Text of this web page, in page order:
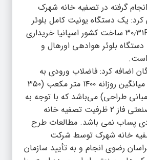
گرفته در تصفیه خانه شهرک
یک دستگاه یونیت کامل بلوئر
هوادهی مارک ۳۰٫۳۱RNT ساخت کشور اسپانیا خریداری
و قطعات مصرفی ۶ دستگاه بلوئر هوادهی اورهال و
اضافه کرد: فاضلاب ورودی به
تصفیه خانه به طور میانگین روزانه ۱۴۰۰ متر مکعب (۳۵۰
مبانی طراحی) می‌باشد که با توجه به
استقرار واحدهای صنعتی فاز ۲ ظرفیت تصفیه خانه
پساب نمی باشد. مطالعات طرح
خانه شهرک توسط شرکت
رضوی انجام و به تأیید سازمان